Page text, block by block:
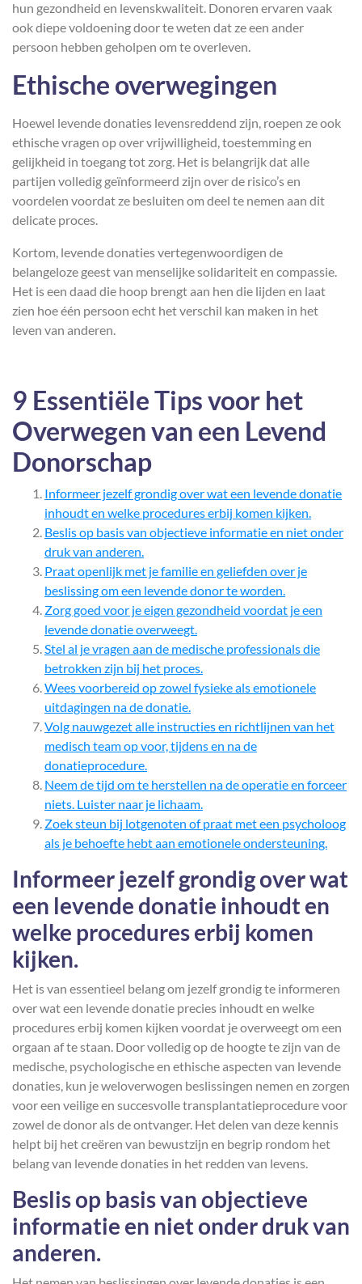
hun gezondheid en levenskwaliteit. Donoren ervaren vaak
ook diepe voldoening door te weten dat ze een ander
persoon hebben geholpen om te overleven.
Ethische overwegingen
Hoewel levende donaties levensreddend zijn, roepen ze ook
ethische vragen op over vrijwilligheid, toestemming en
gelijkheid in toegang tot zorg. Het is belangrijk dat alle
partijen volledig geïnformeerd zijn over de risico’s en
voordelen voordat ze besluiten om deel te nemen aan dit
delicate proces.
Kortom, levende donaties vertegenwoordigen de
belangeloze geest van menselijke solidariteit en compassie.
Het is een daad die hoop brengt aan hen die lijden en laat
zien hoe één persoon echt het verschil kan maken in het
leven van anderen.
9 Essentiële Tips voor het
Overwegen van een Levend
Donorschap
Informeer jezelf grondig over wat een levende donatie
inhoudt en welke procedures erbij komen kijken.
Beslis op basis van objectieve informatie en niet onder
druk van anderen.
Praat openlijk met je familie en geliefden over je
beslissing om een levende donor te worden.
Zorg goed voor je eigen gezondheid voordat je een
levende donatie overweegt.
Stel al je vragen aan de medische professionals die
betrokken zijn bij het proces.
Wees voorbereid op zowel fysieke als emotionele
uitdagingen na de donatie.
Volg nauwgezet alle instructies en richtlijnen van het
medisch team op voor, tijdens en na de
donatieprocedure.
Neem de tijd om te herstellen na de operatie en forceer
niets. Luister naar je lichaam.
Zoek steun bij lotgenoten of praat met een psycholoog
als je behoefte hebt aan emotionele ondersteuning.
Informeer jezelf grondig over wat
een levende donatie inhoudt en
welke procedures erbij komen
kijken.
Het is van essentieel belang om jezelf grondig te informeren
over wat een levende donatie precies inhoudt en welke
procedures erbij komen kijken voordat je overweegt om een
orgaan af te staan. Door volledig op de hoogte te zijn van de
medische, psychologische en ethische aspecten van levende
donaties, kun je weloverwogen beslissingen nemen en zorgen
voor een veilige en succesvolle transplantatieprocedure voor
zowel de donor als de ontvanger. Het delen van deze kennis
helpt bij het creëren van bewustzijn en begrip rondom het
belang van levende donaties in het redden van levens.
Beslis op basis van objectieve
informatie en niet onder druk van
anderen.